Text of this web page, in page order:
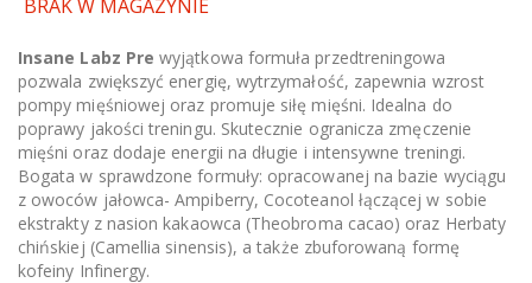
BRAK W MAGAZYNIE
Insane Labz Prewyjątkowa formuła przedtreningowa
pozwala zwiększyć energię, wytrzymałość, zapewnia wzrost
pompy mięśniowej oraz promuje siłę mięśni. Idealna do
poprawy jakości treningu. Skutecznie ogranicza zmęczenie
mięśni oraz dodaje energii na długie i intensywne treningi.
Bogata w sprawdzone formuły: opracowanej na bazie wyciągu
z owoców jałowca- Ampiberry, Cocoteanol łączącej w sobie
ekstrakty z nasion kakaowca (Theobroma cacao) oraz Herbaty
chińskiej (Camellia sinensis), a także zbuforowaną formę
kofeiny Infinergy.